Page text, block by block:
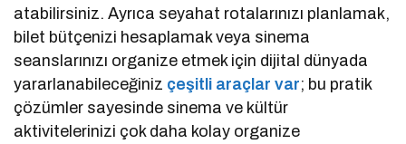
atabilirsiniz. Ayrıca seyahat rotalarınızı planlamak,
bilet bütçenizi hesaplamak veya sinema
seanslarınızı organize etmek için dijital dünyada
yararlanabileceğiniz çeşitli araçlar var; bu pratik
çözümler sayesinde sinema ve kültür
aktivitelerinizi çok daha kolay organize